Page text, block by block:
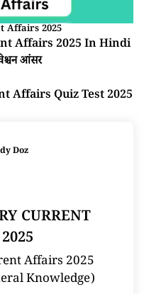
Affairs 2025
Affairs 2025 In Hindi
आंसर
Affairs Quiz Test 2025
Doz
CURRENT
Affairs 2025
Knowledge)